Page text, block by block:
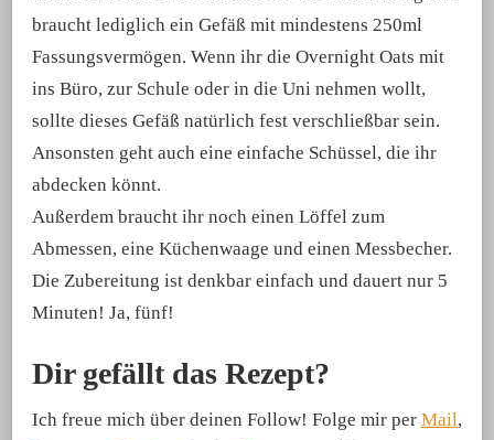
braucht lediglich ein Gefäß mit mindestens 250ml
Fassungsvermögen. Wenn ihr die Overnight Oats mit
ins Büro, zur Schule oder in die Uni nehmen wollt,
sollte dieses Gefäß natürlich fest verschließbar sein.
Ansonsten geht auch eine einfache Schüssel, die ihr
abdecken könnt.
Außerdem braucht ihr noch einen Löffel zum
Abmessen, eine Küchenwaage und einen Messbecher.
Die Zubereitung ist denkbar einfach und dauert nur 5
Minuten! Ja, fünf!
Dir gefällt das Rezept?
Ich freue mich über deinen Follow! Folge mir per Mail,